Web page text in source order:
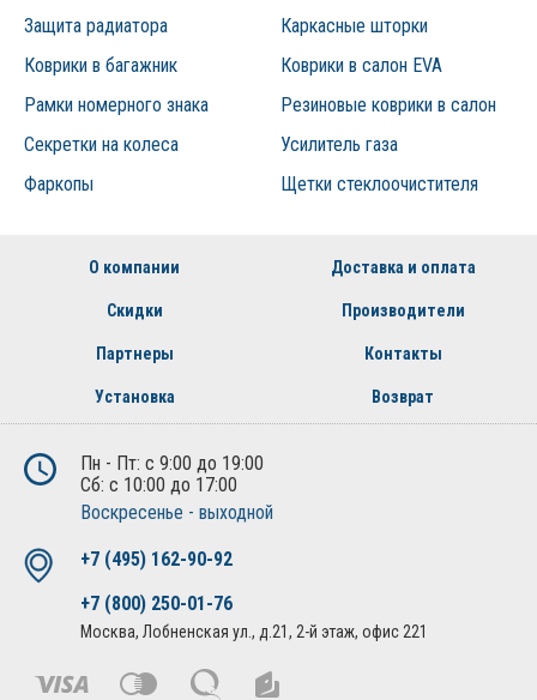
Защита радиатора
Каркасные шторки
Коврики в багажник
Коврики в салон EVA
Рамки номерного знака
Резиновые коврики в салон
Секретки на колеса
Усилитель газа
Фаркопы
Щетки стеклоочистителя
О компании Доставка и оплата
Скидки Производители
Партнеры Контакты
Установка Возврат
Пн - Пт: с 9:00 до 19:00
Сб: с 10:00 до 17:00
Воскресенье - выходной
+7 (495) 162-90-92
+7 (800) 250-01-76
Москва, Лобненская ул., д.21, 2-й этаж, офис 221